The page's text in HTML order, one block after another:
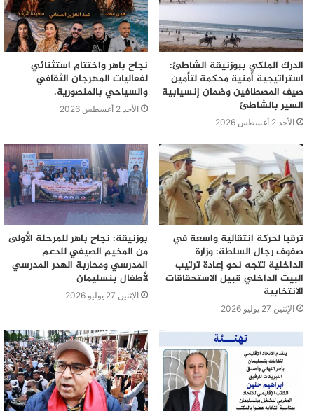
الدرك الملكي ببوزنيقة الشاطئ:
استراتيجية أمنية محكمة لتأمين
صيف المصطافين وضمان إنسيابية
السير بالشاطئ
الأحد 2 أغسطس 2026
نجاح باهر واختتام استثنائي
لفعاليات المهرجان الثقافي
والسياحي بالمنصورية.
الأحد 2 أغسطس 2026
ترقبا لحركة انتقالية واسعة في
صفوف رجال السلطة: وزارة
الداخلية تتجه نحو إعادة ترتيب
البيت الداخلي قبيل الاستحقاقات
الانتخابية
الإثنين 27 يوليو 2026
بوزنيقة: نجاح باهر للمرحلة الأولى
من المخيم الصيفي للدعم
المدرسي ومحاربة الهدر المدرسي
لأطفال بنسليمان
الإثنين 27 يوليو 2026